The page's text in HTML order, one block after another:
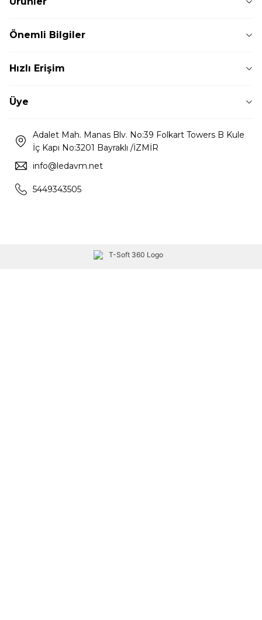
Önemli Bilgiler
Hızlı Erişim
Üye
Adalet Mah. Manas Blv. No:39 Folkart Towers B Kule
İç Kapı No:3201 Bayraklı /İZMİR
info@ledavm.net
5449343505